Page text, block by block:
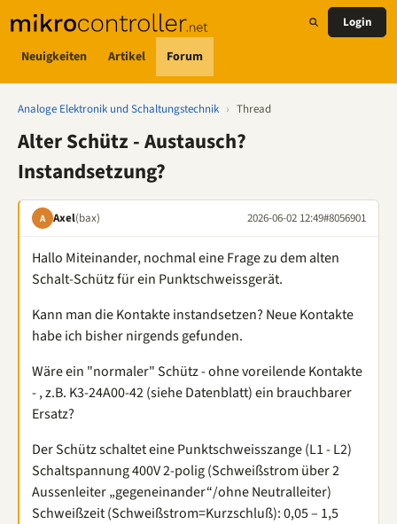
Neuigkeiten Artikel Forum
Login
Analoge Elektronik und Schaltungstechnik › Thread
Alter Schütz - Austausch?
Instandsetzung?
A Axel(bax) 2026-06-02 12:49#8056901
Hallo Miteinander, nochmal eine Frage zu dem alten
Schalt-Schütz für ein Punktschweissgerät.
Kann man die Kontakte instandsetzen? Neue Kontakte
habe ich bisher nirgends gefunden.
Wäre ein "normaler" Schütz - ohne voreilende Kontakte
- , z.B. K3-24A00-42 (siehe Datenblatt) ein brauchbarer
Ersatz?
Der Schütz schaltet eine Punktschweisszange (L1 - L2)
Schaltspannung 400V 2-polig (Schweißstrom über 2
Aussenleiter „gegeneinander“/ohne Neutralleiter)
Schweißzeit (Schweißstrom=Kurzschluß): 0,05 – 1,5